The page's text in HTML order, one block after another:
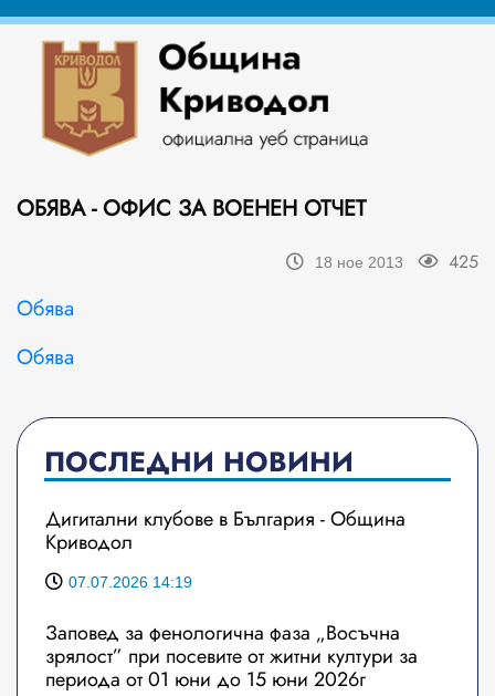
ОБЯВА - ОФИС ЗА ВОЕНЕН ОТЧЕТ
18 ное 2013 425
Обява
Обява
ПОСЛЕДНИ НОВИНИ
Дигитални клубове в България - Община
Криводол
07.07.2026 14:19
Заповед за фенологична фаза „Восъчна
зрялост” при посевите от житни култури за
периода от 01 юни до 15 юни 2026г